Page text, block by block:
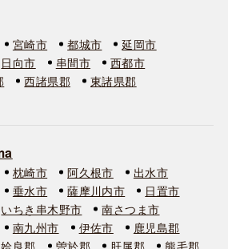
宮崎市 都城市
延岡市
日向市 串間市
西都市
西諸県郡
東諸県郡
枕崎市 阿久根市
出水市
垂水市 薩摩川内市
日置市
いちき串木野市
南さつま市
南九州市 伊佐市
鹿児島郡
姶良郡 曽於郡 肝属郡
熊毛郡